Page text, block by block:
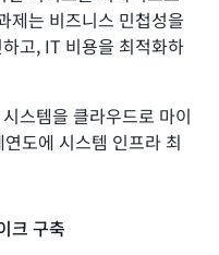
제는 비즈니스 민첩성을
고, IT 비용을 최적화하
스템을 클라우드로 마이
도에 시스템 인프라 최
크 구축